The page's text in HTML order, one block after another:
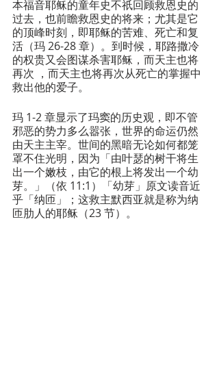
本福音耶稣的童年史不祇回顾救恩史的
过去，也前瞻救恩史的将来；尤其是它
的顶峰时刻，即耶稣的苦难、死亡和复
活（玛 26-28 章）。到时候，耶路撒冷
的权贵又会图谋杀害耶稣，而天主也将
再次 ，而天主也将再次从死亡的掌握中
救出他的爱子。
玛 1-2 章显示了玛窦的历史观，即不管
邪恶的势力多么嚣张，世界的命运仍然
由天主主宰。世间的黑暗无论如何都笼
罩不住光明，因为「由叶瑟的树干将生
出一个嫩枝，由它的根上将发出一个幼
芽。」（依 11:1）「幼芽」原文读音近
乎「纳匝」；这救主默西亚就是称为纳
匝肋人的耶稣（23 节）。